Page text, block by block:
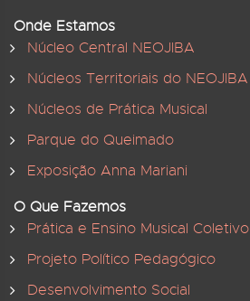
Onde Estamos
Núcleo Central NEOJIBA
Núcleos Territoriais do NEOJIBA
Núcleos de Prática Musical
Parque do Queimado
Exposição Anna Mariani
O Que Fazemos
Prática e Ensino Musical Coletivo
Projeto Político Pedagógico
Desenvolvimento Social